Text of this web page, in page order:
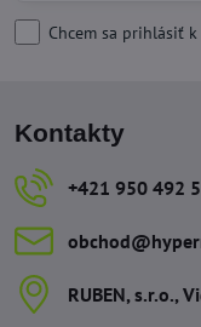
Chcem sa prihlásiť
Kontakty
+421 950 492
RUBEN, s​.r​.o​.,